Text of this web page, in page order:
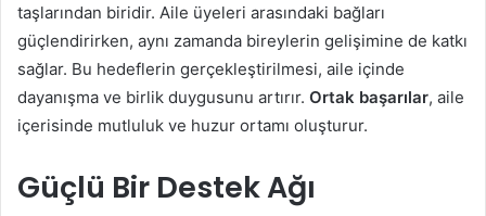
taşlarından biridir. Aile üyeleri arasındaki bağları
güçlendirirken, aynı zamanda bireylerin gelişimine de katkı
sağlar. Bu hedeflerin gerçekleştirilmesi, aile içinde
dayanışma ve birlik duygusunu artırır. Ortak başarılar, aile
içerisinde mutluluk ve huzur ortamı oluşturur.
Güçlü Bir Destek Ağı